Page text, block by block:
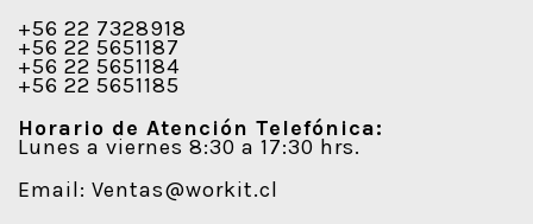
+56 22 7328918
+56 22 5651187
+56 22 5651184
+56 22 5651185
Horario de Atención Telefónica:
Lunes a viernes 8:30 a 17:30 hrs.
Email: Ventas@workit.cl